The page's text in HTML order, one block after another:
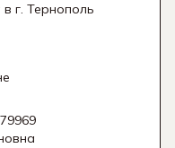
г. Тернополь